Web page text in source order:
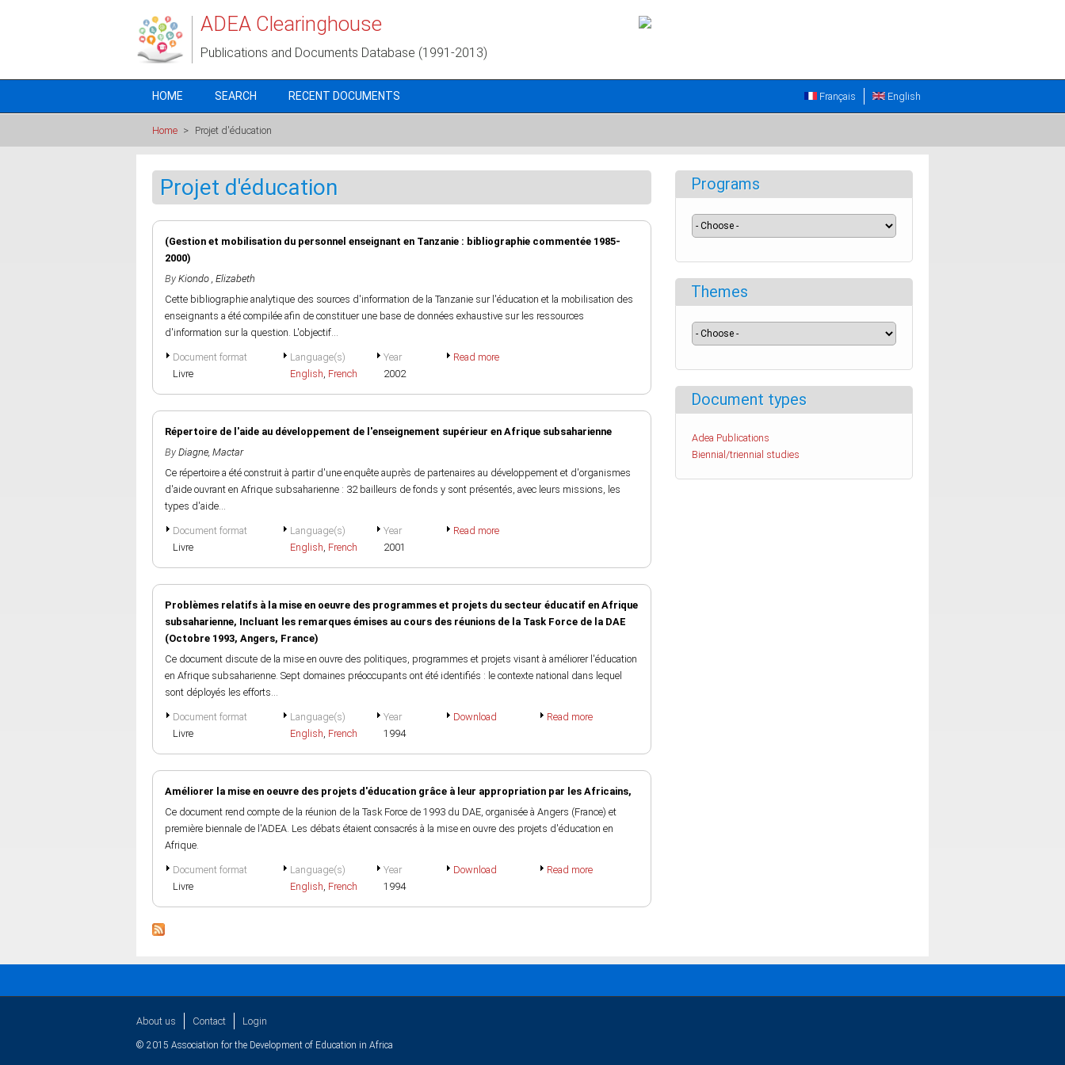
ADEA Clearinghouse
Publications and Documents Database (1991-2013)
HOME SEARCH RECENT DOCUMENTS English
Français
Home > Projet d'éducation
Projet d'éducation
(Gestion et mobilisation du personnel enseignant en Tanzanie : bibliographie commentée 1985-
2000)
By Kiondo , Elizabeth
Cette bibliographie analytique des sources d'information de la Tanzanie sur l'éducation et la mobilisation des
enseignants a été compilée afin de constituer une base de données exhaustive sur les ressources
d'information sur la question. L'objectif...
Document format
Livre
Language(s)
English, French
Year
2002
Read more
Répertoire de l'aide au développement de l'enseignement supérieur en Afrique subsaharienne
By Diagne, Mactar
Ce répertoire a été construit à partir d'une enquête auprès de partenaires au développement et d'organismes
d'aide ouvrant en Afrique subsaharienne : 32 bailleurs de fonds y sont présentés, avec leurs missions, les
types d'aide...
Document format
Livre
Language(s)
English, French
Year
2001
Read more
Problèmes relatifs à la mise en oeuvre des programmes et projets du secteur éducatif en Afrique
subsaharienne, Incluant les remarques émises au cours des réunions de la Task Force de la DAE
(Octobre 1993, Angers, France)
Ce document discute de la mise en ouvre des politiques, programmes et projets visant à améliorer l'éducation
en Afrique subsaharienne. Sept domaines préoccupants ont été identifiés : le contexte national dans lequel
sont déployés les efforts...
Document format
Livre
Language(s)
English, French
Year
1994
Download Read more
Améliorer la mise en oeuvre des projets d'éducation grâce à leur appropriation par les Africains,
Ce document rend compte de la réunion de la Task Force de 1993 du DAE, organisée à Angers (France) et
première biennale de l'ADEA. Les débats étaient consacrés à la mise en ouvre des projets d'éducation en
Afrique.
Document format
Livre
Language(s)
English, French
Year
1994
Download Read more
Programs
Themes
Document types
Adea Publications
Biennial/triennial studies
About us Contact Login
© 2015 Association for the Development of Education in Africa